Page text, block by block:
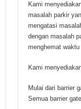
Kami
masalah parkir
mengatasi
dengan masalah
menghemat
Kami
Mulai dari barrier
Semua barrier